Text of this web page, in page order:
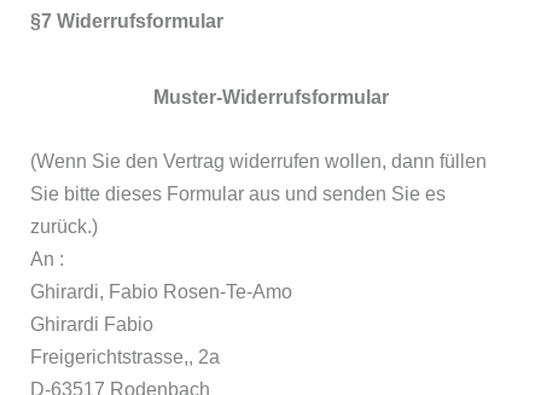
§7 Widerrufsformular
Muster-Widerrufsformular
(Wenn Sie den Vertrag widerrufen wollen, dann füllen
Sie bitte dieses Formular aus und senden Sie es
zurück.)
An :
Ghirardi, Fabio Rosen-Te-Amo
Ghirardi Fabio
Freigerichtstrasse,, 2a
D-63517 Rodenbach